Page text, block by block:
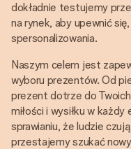
dokładnie testujemy
na rynek, aby upewnić
spersonalizowania.
Naszym celem jest
wyboru prezentów. Od
prezent dotrze do Twoich
miłości i wysiłku w
sprawianiu, że ludzie
przestajemy szukać